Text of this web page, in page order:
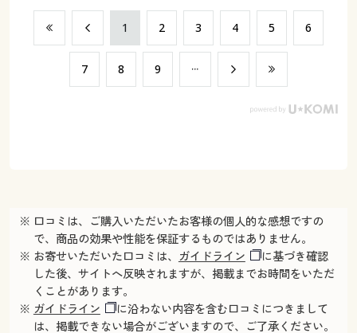
​1 ​2 ​3 ​4 ​5 ​6
​7 ​8 ​9
※ 口コミは、ご購入いただいたお客様の個人的な感想ですの
で、商品の効果や性能を保証するものではありません。
※ お寄せいただいた口コミは、 ガイドライン
に基づき確認
した後、サイトへ反映されますが、掲載までお時間をいただ
くことがあります。
※ ガイドライン
に沿わない内容を含む口コミにつきまして
は、掲載できない場合がございますので、ご了承ください。